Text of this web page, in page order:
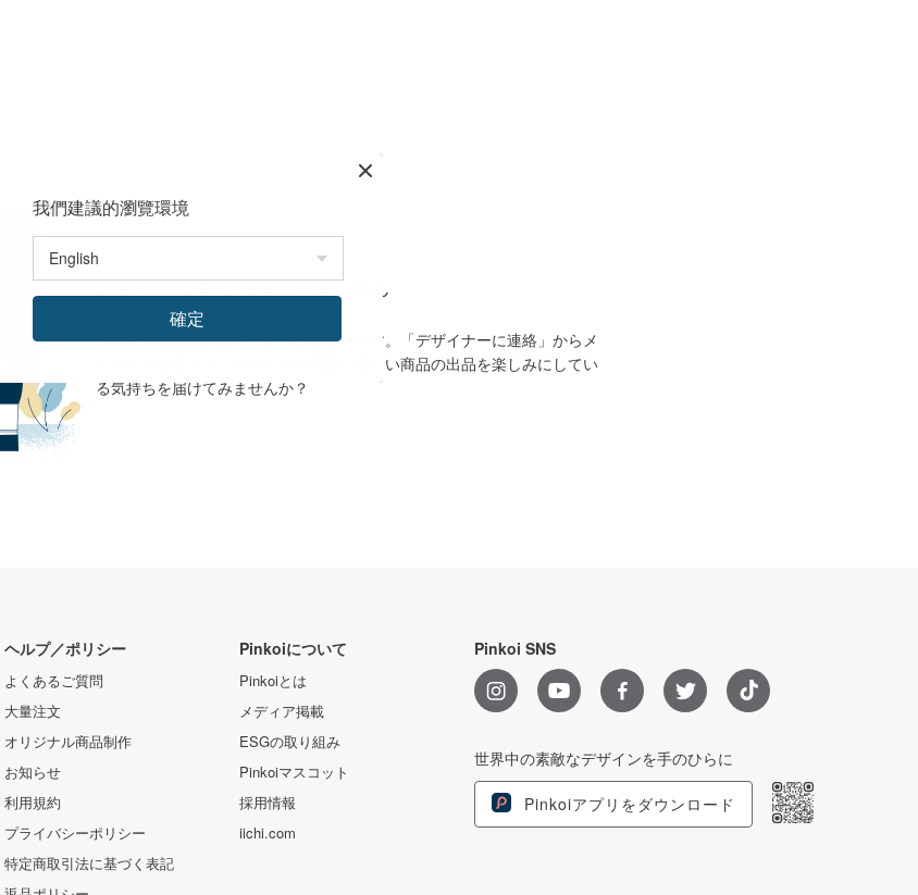
ショップにまだ商品がありません
ショップは現在休暇中、または準備中です。「デザイナーに連絡」からメ
ッセージを送って、ショップの再開や新しい商品の出品を楽しみにしてい
る気持ちを届けてみませんか？
ヘルプ／ポリシー
よくあるご質問
大量注文
オリジナル商品制作
お知らせ
利用規約
プライバシーポリシー
特定商取引法に基づく表記
Pinkoiについて
Pinkoiとは
メディア掲載
ESGの取り組み
Pinkoiマスコット
採用情報
iichi.com
Pinkoi SNS
世界中の素敵なデザインを手のひらに
Pinkoiアプリをダウンロード
我們建議的瀏覽環境
確定